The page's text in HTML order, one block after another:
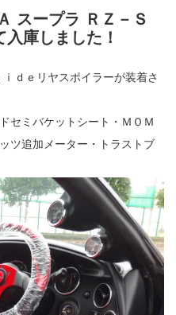
スープラ ＲＺ－Ｓ
入庫しました！
ｄｅリヤスポイラーが装着さ
セミバケットシート・ＭＯＭ
ツ追加メーター・トラストブ